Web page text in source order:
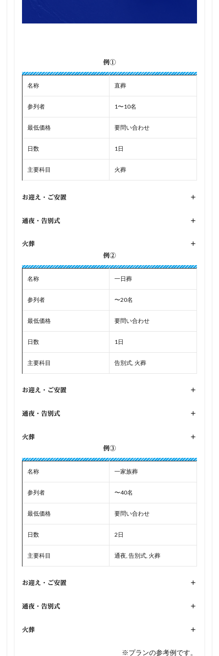
例①
名称 直葬
参列者 1〜10名
最低価格 要問い合わせ
日数 1日
主要科目 火葬
お迎え・ご安置 +
通夜・告別式 +
火葬
+
例②
名称 一日葬
参列者 〜20名
最低価格 要問い合わせ
日数 1日
主要科目 告別式, 火葬
お迎え・ご安置 +
通夜・告別式 +
火葬
+
例③
名称 一家族葬
参列者 〜40名
最低価格 要問い合わせ
日数 2日
主要科目 通夜, 告別式, 火葬
お迎え・ご安置 +
通夜・告別式 +
火葬 +
※プランの参考例です。